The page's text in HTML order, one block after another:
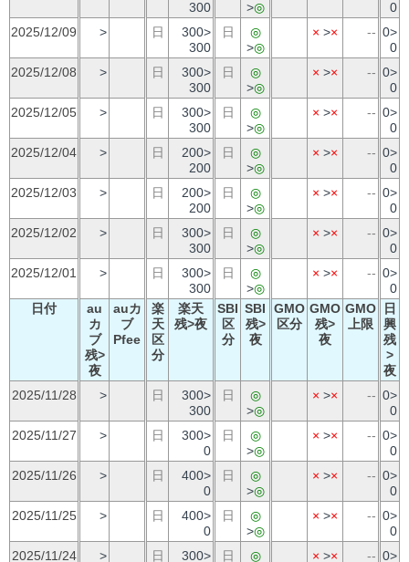
300
>◎
0
2025/12/09
> 日
300>
300
日
◎
>◎
× >× -- 0>
0
2025/12/08
> 日
300>
300
日
◎
>◎
× >× -- 0>
0
2025/12/05
> 日
300>
300
日
◎
>◎
× >× -- 0>
0
2025/12/04
> 日
200>
200
日
◎
>◎
× >× -- 0>
0
2025/12/03
> 日
200>
200
日
◎
>◎
× >× -- 0>
0
2025/12/02
> 日
300>
300
日
◎
>◎
× >× -- 0>
0
2025/12/01
> 日
300>
300
日
◎
>◎
× >× -- 0>
0
日付
au
カ
ブ
残>
夜
auカ
ブ
Pfee
楽
天
区
分
楽天
残>夜
SBI
区
分
SBI
残>
夜
GMO
区分
GMO
残>
夜
GMO
上限
日
興
残
>
夜
2025/11/28
> 日
300>
300
日
◎
>◎
× >× -- 0>
0
2025/11/27
> 日
300>
0
日
◎
>◎
× >× -- 0>
0
2025/11/26
> 日
400>
0
日
◎
>◎
× >× -- 0>
0
2025/11/25
> 日
400>
0
日
◎
>◎
× >× -- 0>
0
2025/11/24
> 日
300>
日
◎
× >× -- 0>